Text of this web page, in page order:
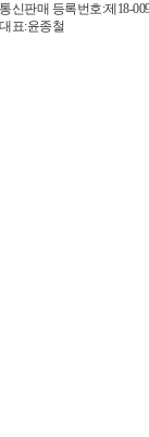
신판매 등록번호:제18-
표:윤종철